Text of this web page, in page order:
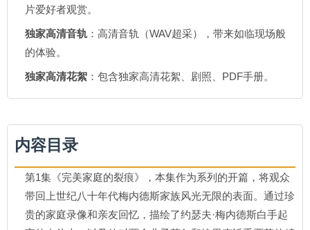
片爱好者观赏。
独家高清音轨 ：高清音轨（WAV超采），带来如临现场般
的体验。
独家高清花絮 ：包含独家高清花絮、剧照、PDF手册。
内容目录
第1集《完美家庭的裂痕》，本集作为系列的开篇，将观众
带回上世纪八十年代梅内德斯家族风光无限的表面。通过珍
贵的家庭录像和亲友回忆，描绘了约瑟夫·梅内德斯白手起